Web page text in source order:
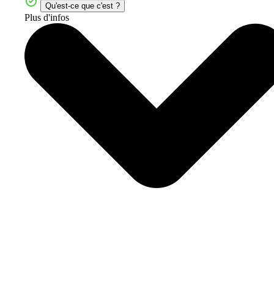
Qu'est-ce que c'est ?
Plus d'infos